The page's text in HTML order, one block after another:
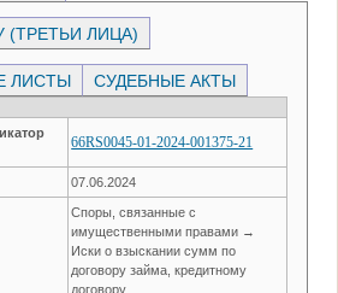
ЛИЦА)
ЛИСТЫ СУДЕБНЫЕ АКТЫ
66RS0045-01-2024-001375-21
07.06.2024
Споры, связанные с
имущественными правами →
Иски о взыскании сумм по
договору займа, кредитному
договору